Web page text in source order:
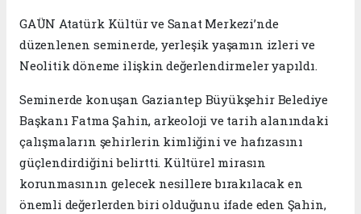
GAÜN Atatürk Kültür ve Sanat Merkezi’nde
düzenlenen seminerde, yerleşik yaşamın izleri ve
Neolitik döneme ilişkin değerlendirmeler yapıldı.
Seminerde konuşan Gaziantep Büyükşehir Belediye
Başkanı Fatma Şahin, arkeoloji ve tarih alanındaki
çalışmaların şehirlerin kimliğini ve hafızasını
güçlendirdiğini belirtti. Kültürel mirasın
korunmasının gelecek nesillere bırakılacak en
önemli değerlerden biri olduğunu ifade eden Şahin,